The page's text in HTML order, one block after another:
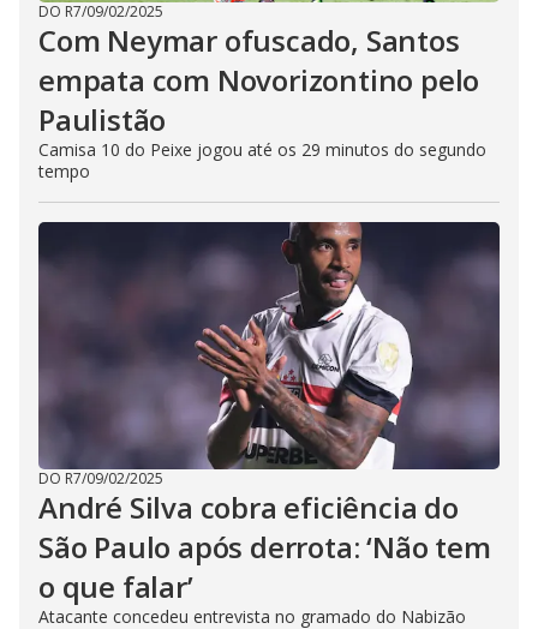
DO R7/09/02/2025
Com Neymar ofuscado, Santos
empata com Novorizontino pelo
Paulistão
Camisa 10 do Peixe jogou até os 29 minutos do segundo
tempo
DO R7/09/02/2025
André Silva cobra eficiência do
São Paulo após derrota: ‘Não tem
o que falar’
Atacante concedeu entrevista no gramado do Nabizão